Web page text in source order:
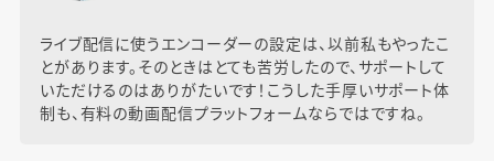
ライブ配信に使うエンコーダーの設定は、以前私もやったこ
とがあります。そのときはとても苦労したので、サポートして
いただけるのはありがたいです！こうした手厚いサポート体
制も、有料の動画配信プラットフォームならではですね。